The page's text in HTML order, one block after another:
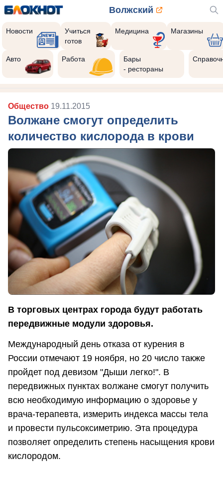
Волжский
Новости
Учиться
готов
Медицина Магазины
Авто Работа
Бары
- рестораны
Общество 19.11.2015
Волжане смогут определить
количество кислорода в крови
В торговых центрах города будут работать
передвижные модули здоровья.
Международный день отказа от курения в
России отмечают 19 ноября, но 20 число также
пройдет под девизом "Дыши легко!". В
передвижных пунктах волжане смогут получить
всю необходимую информацию о здоровье у
врача-терапевта, измерить индекса массы тела
и провести пульсоксиметрию. Эта процедура
позволяет определить степень насыщения крови
кислородом.